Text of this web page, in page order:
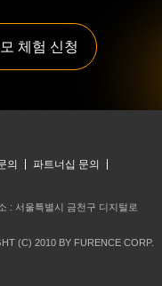
체험 신청
의
파트너십 문의
: 서울특별시 금천구 디지털로
(C) 2010 BY FURENCE CORP.